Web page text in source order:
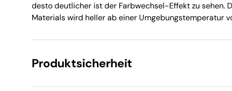
desto deutlicher ist der Farbwechsel-Effekt zu sehen.
Materials wird heller ab einer Umgebungstemperatur
Produktsicherheit